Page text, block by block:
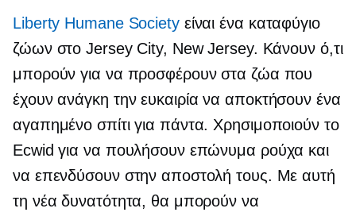
Liberty Humane Societyείναι ένα καταφύγιο
ζώων στο Jersey City, New Jersey. Κάνουν ό,τι
μπορούν για να προσφέρουν στα ζώα που
έχουν ανάγκη την ευκαιρία να αποκτήσουν ένα
αγαπημένο σπίτι για πάντα. Χρησιμοποιούν το
Ecwid για να πουλήσουν επώνυμα ρούχα και
να επενδύσουν στην αποστολή τους. Με αυτή
τη νέα δυνατότητα, θα μπορούν να